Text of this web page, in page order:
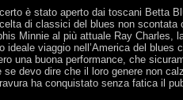
è stato aperto dai toscani Betta
di classici del blues non scontata
Minnie al più attuale Ray Charles,
ideale viaggio nell’America del
una buona performance, che
se devo dire che il loro genere non
ha conquistato senza fatica il